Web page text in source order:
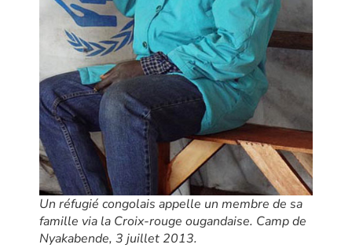
Un réfugié congolais appelle un membre de sa
famille via la Croix-rouge ougandaise. Camp de
Nyakabende, 3 juillet 2013.